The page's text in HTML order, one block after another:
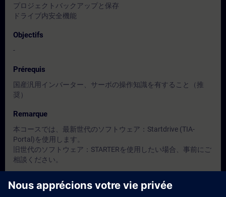
プロジェクトバックアップと保存
ドライブ内安全機能
Objectifs
-
Prérequis
国産汎用インバーター、サーボの操作知識を有すること（推
奨）
Remarque
本コースでは、最新世代のソフトウェア：Startdrive (TIA-
Portal)を使用します。
旧世代のソフトウェア：STARTERを使用したい場合、事前にご
相談ください。
Groupes cibles